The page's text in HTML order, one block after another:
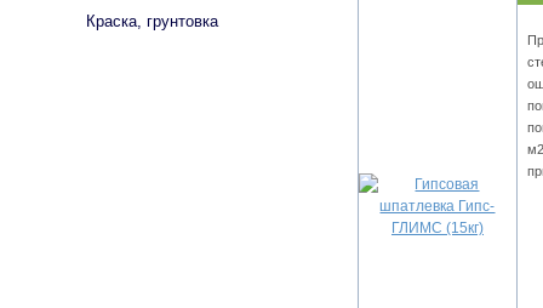
Краска, грунтовка